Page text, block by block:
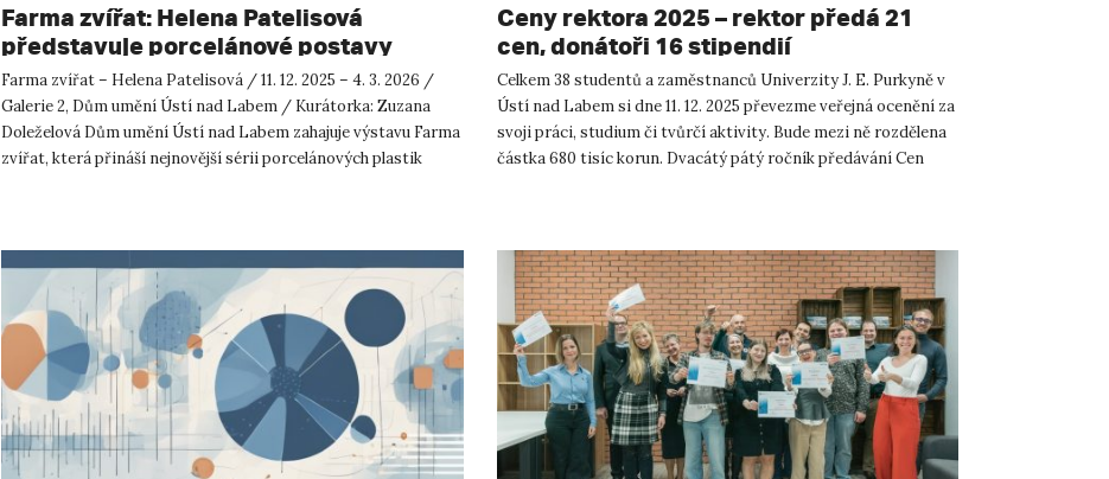
Farma zvířat: Helena Patelisová
představuje porcelánové postavy
inspirované Orwellem
Farma zvířat – Helena Patelisová / 11. 12. 2025 – 4. 3. 2026 /
Galerie 2, Dům umění Ústí nad Labem / Kurátorka: Zuzana
Doleželová Dům umění Ústí nad Labem zahajuje výstavu Farma
zvířat, která přináší nejnovější sérii porcelánových plastik
Ceny rektora 2025 – rektor předá 21
cen, donátoři 16 stipendií
Celkem 38 studentů a zaměstnanců Univerzity J. E. Purkyně v
Ústí nad Labem si dne 11. 12. 2025 převezme veřejná ocenění za
svoji práci, studium či tvůrčí aktivity. Bude mezi ně rozdělena
částka 680 tisíc korun. Dvacátý pátý ročník předávání Cen